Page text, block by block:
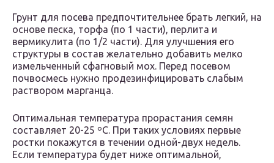
Грунт для посева предпочтительнее брать легкий, на
основе песка, торфа (по 1 части), перлита и
вермикулита (по 1/2 части). Для улучшения его
структуры в состав желательно добавить мелко
измельченный сфагновый мох. Перед посевом
почвосмесь нужно продезинфицировать слабым
раствором марганца.
Оптимальная температура прорастания семян
составляет 20-25 ºС. При таких условиях первые
ростки покажутся в течении одной-двух недель.
Если температура будет ниже оптимальной,